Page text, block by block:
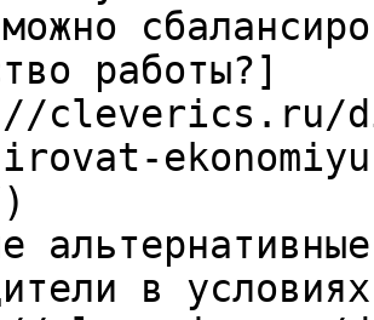
работы?]
cleverics.ru/
в